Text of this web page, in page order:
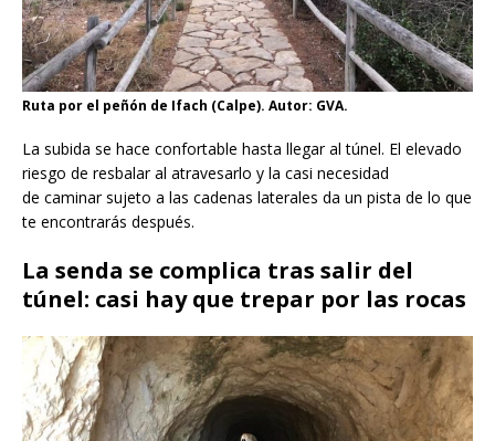
Ruta por el peñón de Ifach (Calpe). Autor: GVA.
La subida se hace confortable hasta llegar al túnel. El elevado
riesgo de resbalar al atravesarlo y la casi necesidad
de caminar sujeto a las cadenas laterales da un pista de lo que
te encontrarás después.
La senda se complica tras salir del
túnel: casi hay que trepar por las rocas